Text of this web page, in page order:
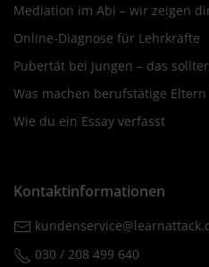
Mediation im Abi – wir zeigen
Online-Diagnose für Lehrkräfte
Pubertät bei Jungen – das
Was machen berufstätige
Wie du ein Essay verfasst
Kontaktinformationen
030 / 208 499 640